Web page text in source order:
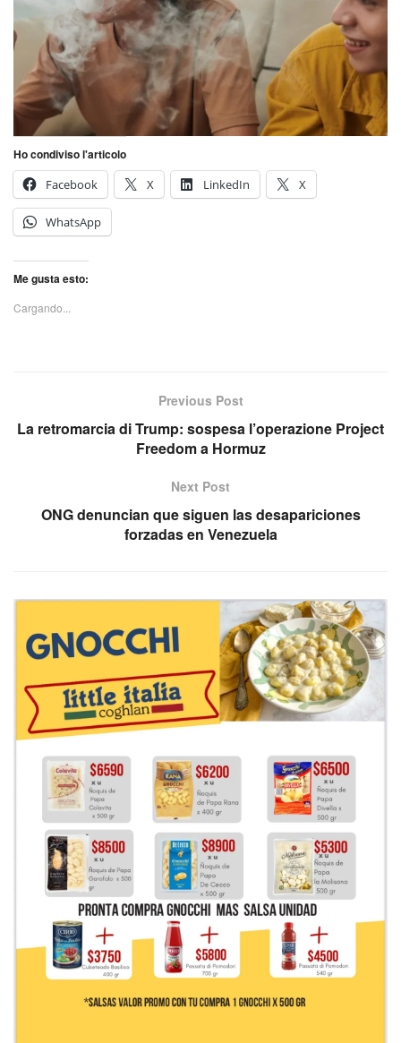
Ho condiviso l'articolo
Facebook
X LinkedIn X
WhatsApp
Me gusta esto:
Cargando...
Previous Post
La retromarcia di Trump: sospesa l’operazione Project
Freedom a Hormuz
Next Post
ONG denuncian que siguen las desapariciones
forzadas en Venezuela